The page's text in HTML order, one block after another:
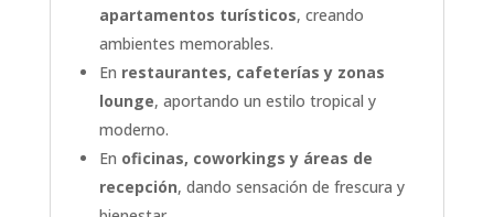
apartamentos turísticos, creando
ambientes memorables.
En restaurantes, cafeterías y zonas
lounge, aportando un estilo tropical y
moderno.
En oficinas, coworkings y áreas de
recepción, dando sensación de frescura y